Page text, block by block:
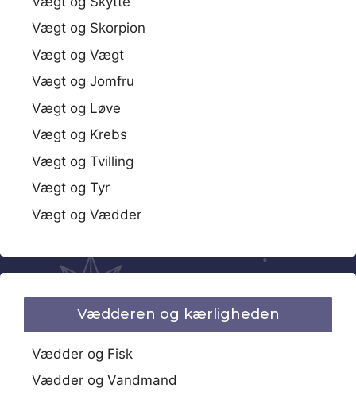
Vægt og Skorpion
Vægt og Vægt
Vægt og Jomfru
Vægt og Løve
Vægt og Krebs
Vægt og Tvilling
Vægt og Tyr
Vægt og Vædder
Vædderen og kærligheden
Vædder og Fisk
Vædder og Vandmand